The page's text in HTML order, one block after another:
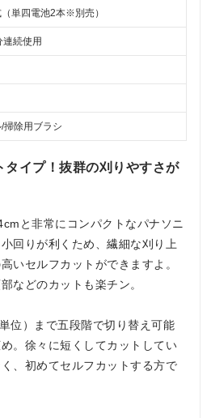
単四電池2本※別売）
連続使用
掃除用ブラシ
タイプ！抜群の刈りやすさが
と非常にコンパクトなパナソニ
回りが利くため、繊細な刈り上
いセルフカットができますよ。
などのカットも楽チン。
位）まで五段階で切り替え可能
。徐々に短くしてカットしてい
、初めてセルフカットする方で